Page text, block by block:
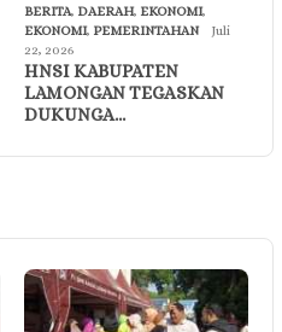
BERITA, DAERAH, EKONOMI,
EKONOMI, PEMERINTAHAN
Juli
22, 2026
HNSI KABUPATEN
LAMONGAN TEGASKAN
DUKUNGA…